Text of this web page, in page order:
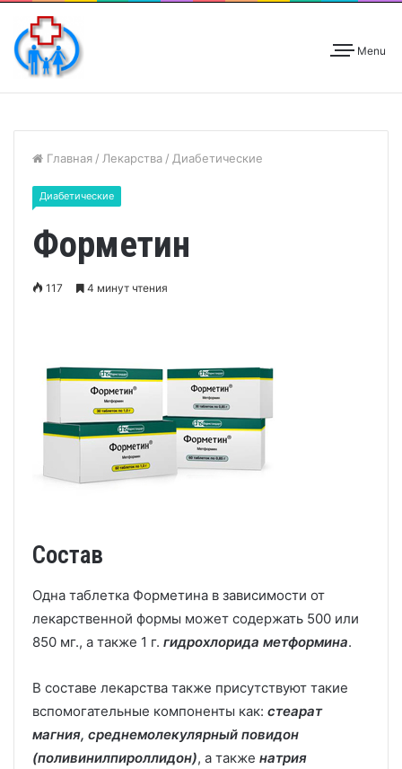
Menu
Главная / Лекарства / Диабетические
Диабетические
Форметин
117 4 минут чтения
Состав
Одна таблетка Форметина в зависимости от
лекарственной формы может содержать 500 или
850 мг., а также 1 г. гидрохлорида метформина.
В составе лекарства также присутствуют такие
вспомогательные компоненты как: стеарат
магния, среднемолекулярный повидон
(поливинилпироллидон), а также натрия